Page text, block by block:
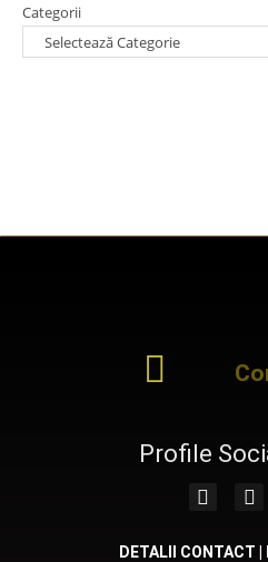
Categorii
Profile
DETALII CONTACT